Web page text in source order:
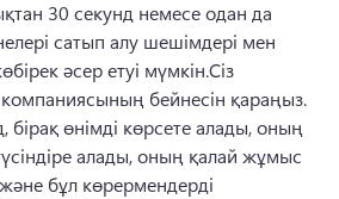
30 секунд немесе одан да
сатып алу шешімдері мен
әсер етуі мүмкін.Сіз
(opens in a new tab)
бірақ өнімді көрсете алады, оның
алады, оның қалай жұмыс
және бұл көрермендерді